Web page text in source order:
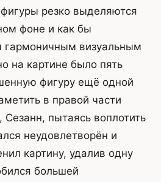
резко выделяются
фоне и как бы
визуальным
на картине было пять
фигуру ещё одной
в правой части
Сезанн, пытаясь воплотить
неудовлетворён и
картину, удалив одну
большей